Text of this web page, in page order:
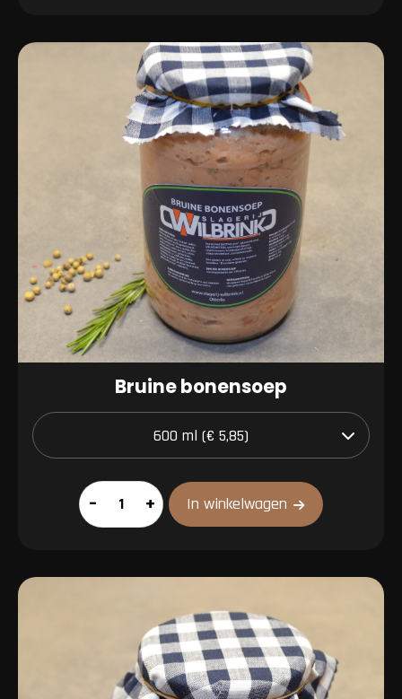
Bruine bonensoep
Bruine
bonensoep
– + In winkelwagen